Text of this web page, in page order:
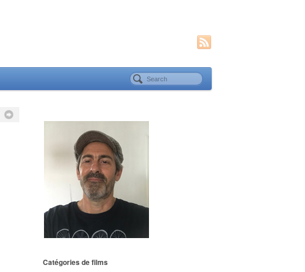
Catégories de films